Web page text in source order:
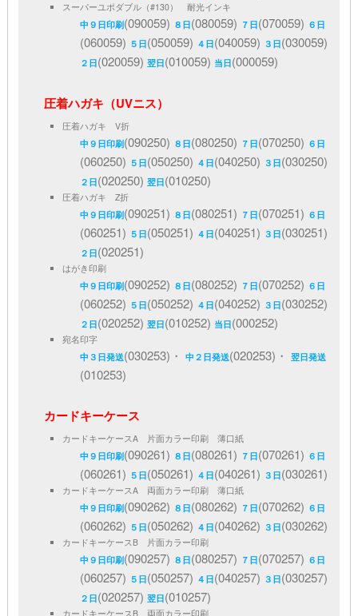
スーパーユポダブル（#130） 耐光インキ
中９日印刷(090059) ８日(080059) ７日(070059) ６日
(060059) ５日(050059) ４日(040059) ３日(030059)
２日(020059)翌日(010059) 当日(000059)
圧着ハガキ（UVニス）
圧着ハガキ V折
中９日印刷(090250) ８日(080250) ７日(070250) ６日
(060250) ５日(050250) ４日(040250) ３日(030250)
２日(020250)翌日(010250)
圧着ハガキ Z折
中９日印刷(090251) ８日(080251) ７日(070251) ６日
(060251) ５日(050251) ４日(040251) ３日(030251)
２日(020251)
はがき印刷
中９日印刷(090252) ８日(080252) ７日(070252) ６日
(060252) ５日(050252) ４日(040252) ３日(030252)
２日(020252)翌日(010252) 当日(000252)
宛名印字
中３日発送(030253)・中２日発送(020253)・翌日発送
(010253)
カードキーケース
カードキーケースA 片面カラー印刷 薄口紙
中９日印刷(090261) ８日(080261) ７日(070261) ６日
(060261) ５日(050261) ４日(040261) ３日(030261)
カードキーケースA 両面カラー印刷 薄口紙
中９日印刷(090262) ８日(080262) ７日(070262) ６日
(060262) ５日(050262) ４日(040262) ３日(030262)
カードキーケースB 片面カラー印刷
中９日印刷(090257) ８日(080257) ７日(070257) ６日
(060257) ５日(050257) ４日(040257) ３日(030257)
２日(020257)翌日(010257)
カードキーケースB 両面カラー印刷